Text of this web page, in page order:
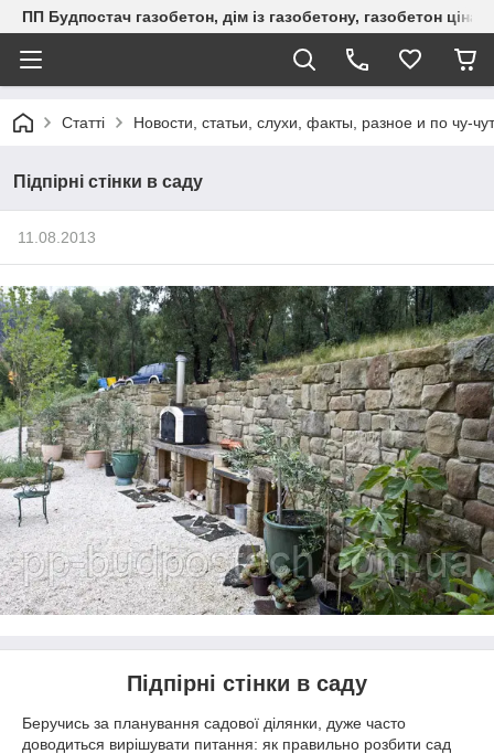
ПП Будпостач газобетон, дім із газобетону, газобетон
Статті Новости, статьи, слухи, факты, разное и по чу-
Підпірні стінки в саду
11.08.2013
Підпірні стінки в саду
Беручись за планування садової ділянки, дуже часто
доводиться вирішувати питання: як правильно розбити сад